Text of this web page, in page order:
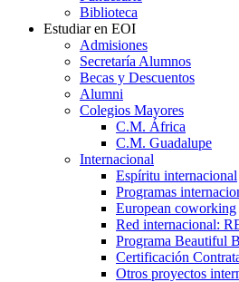
Biblioteca
Estudiar en EOI
Admisiones
Secretaría Alumnos
Becas y Descuentos
Alumni
Colegios Mayores
C.M. África
C.M. Guadalupe
Internacional
Espíritu internacional
Programas
European coworking
Red internacional:
Programa Beautiful
Certificación
Otros proyectos